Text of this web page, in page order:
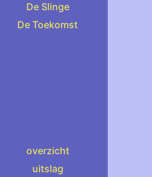
De Slinge
De Toekomst
overzicht
uitslag